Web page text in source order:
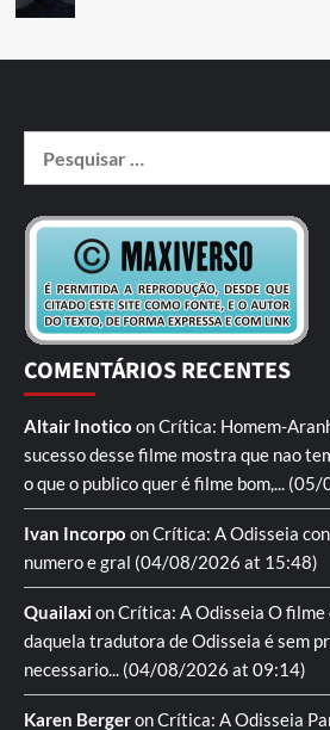
COMENTÁRIOS RECENTES
Altair Inotico onCrítica: Homem-
sucesso desse filme mostra que nao
o que o publico quer é filme bom,... (05/
Ivan Incorpo onCrítica: A Odisseia
numero e gral (04/08/2026 at 15:48)
QuailaxionCrítica: A Odisseia O filme
daquela tradutora de Odisseia é sem
necessario... (04/08/2026 at 09:14)
Karen BergeronCrítica: A Odisseia